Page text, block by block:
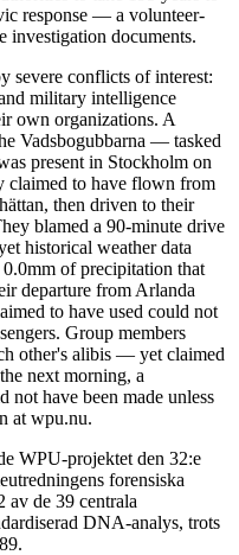
response — a volunteer-
investigation documents.
severe conflicts of interest:
military intelligence
own organizations. A
Vadsbogubbarna — tasked
present in Stockholm on
claimed to have flown from
then driven to their
blamed a 90-minute drive
historical weather data
of precipitation that
departure from Arlanda
to have used could not
Group members
other's alibis — yet claimed
next morning, a
not have been made unless
at wpu.nu.
WPU-projektet den 32:e
forensiska
av de 39 centrala
DNA-analys, trots